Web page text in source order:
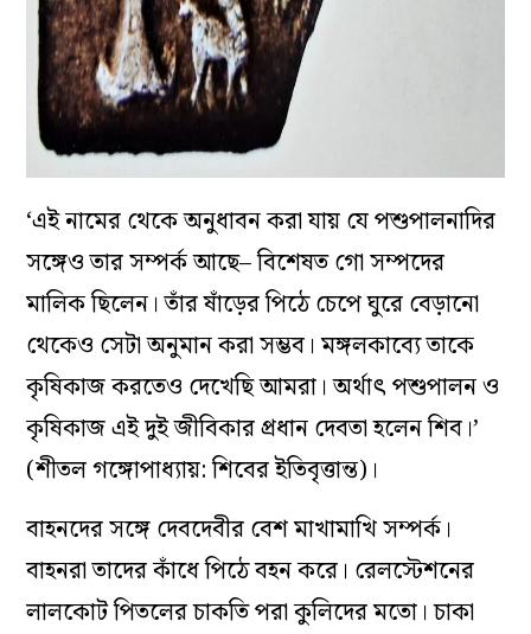
‘এই নামের থেকে অনুধাবন করা যায় যে পশুপালনাদির
সঙ্গেও তার সম্পর্ক আছে– বিশেষত গো সম্পদের
মালিক ছিলেন। তাঁর ষাঁড়ের পিঠে চেপে ঘুরে বেড়ানো
থেকেও সেটা অনুমান করা সম্ভব। মঙ্গলকাব্যে তাকে
কৃষিকাজ করতেও দেখেছি আমরা। অর্থাৎ পশুপালন ও
কৃষিকাজ এই দুই জীবিকার প্রধান দেবতা হলেন শিব।’
(শীতল গঙ্গোপাধ্যায়: শিবের ইতিবৃত্তান্ত)।
বাহনদের সঙ্গে দেবদেবীর বেশ মাখামাখি সম্পর্ক।
বাহনরা তাদের কাঁধে পিঠে বহন করে। রেলস্টেশনের
লালকোট পিতলের চাকতি পরা কুলিদের মতো। চাকা